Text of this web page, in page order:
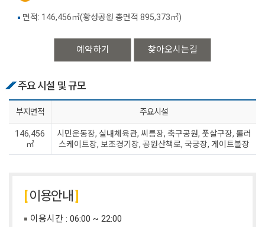
예약하기 찾아오시는길
면적: 146,456㎡(황성공원 총면적 895,373㎡)
주요 시설 및 규모
부지면적 주요시설
146,456
㎡
시민운동장, 실내체육관, 씨름장, 축구공원, 풋살구장, 롤러
스케이트장, 보조경기장, 공원산책로, 국궁장, 게이트볼장
이용안내
이용시간 : 06:00 ~ 22:00